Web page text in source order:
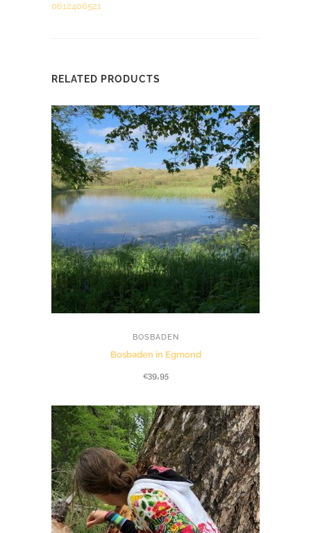
0612406521
RELATED PRODUCTS
BOSBADEN
Bosbaden in Egmond
€39,95